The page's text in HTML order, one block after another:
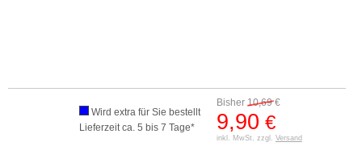
Bisher 10,69€
9,90 €
inkl. MwSt. zzgl. Versand
Wird extra für Sie bestellt
Lieferzeit ca. 5 bis 7 Tage*